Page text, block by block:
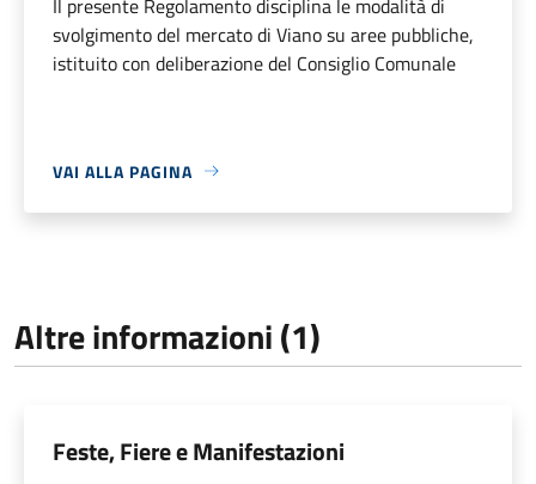
svolgimento del mercato di Viano su aree pubbliche,
istituito con deliberazione del Consiglio Comunale
VAI ALLA PAGINA
Altre informazioni (1)
Feste, Fiere e Manifestazioni